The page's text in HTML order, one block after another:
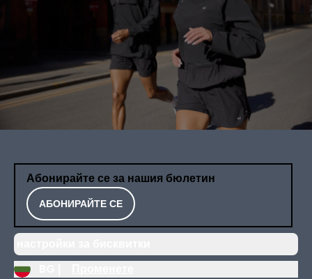
Абонирайте се за нашия бюлетин
АБОНИРАЙТЕ СЕ